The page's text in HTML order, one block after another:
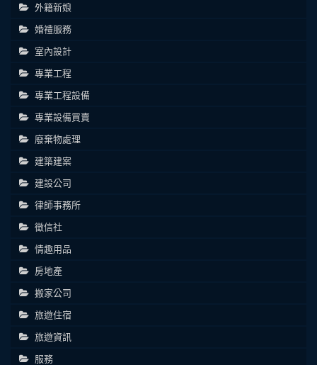
外籍新娘
婚禮服務
室內設計
專業工程
專業工程設備
專業設備買賣
廢棄物處理
建築建案
建設公司
律師事務所
徵信社
情趣用品
房地產
搬家公司
旅遊住宿
旅遊資訊
服務